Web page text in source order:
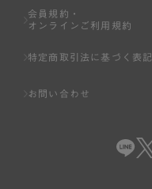
会員規約・
オンラインご利用規約
特定商取引法に基づく表記
お問い合わせ